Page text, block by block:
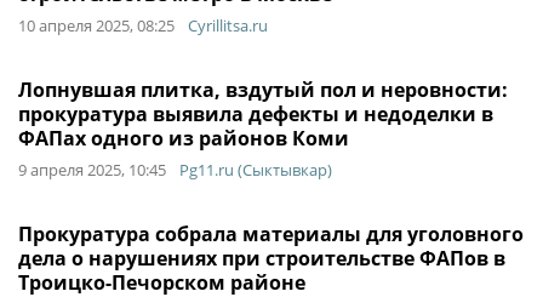
10 апреля 2025, 08:25 Cyrillitsa.ru
Лопнувшая плитка, вздутый пол и неровности:
прокуратура выявила дефекты и недоделки в
ФАПах одного из районов Коми
9 апреля 2025, 10:45 Pg11.ru (Сыктывкар)
Прокуратура собрала материалы для уголовного
дела о нарушениях при строительстве ФАПов в
Троицко-Печорском районе